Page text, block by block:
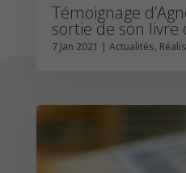
Témoignage
sortie de son livre
7 Jan 2021 | Actualités,